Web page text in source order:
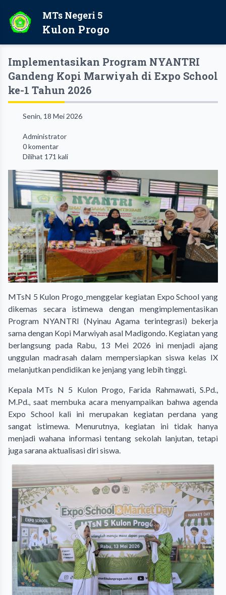
MTs Negeri 5
Kulon Progo
Implementasikan Program NYANTRI
Gandeng Kopi Marwiyah di Expo School
ke-1 Tahun 2026
Senin, 18 Mei 2026
Administrator
0 komentar
Dilihat 171 kali
MTsN 5 Kulon Progo_menggelar kegiatan Expo School yang
dikemas secara istimewa dengan mengimplementasikan
Program NYANTRI (Nyinau Agama terintegrasi) bekerja
sama dengan Kopi Marwiyah asal Madigondo. Kegiatan yang
berlangsung pada Rabu, 13 Mei 2026 ini menjadi ajang
unggulan madrasah dalam mempersiapkan siswa kelas IX
melanjutkan pendidikan ke jenjang yang lebih tinggi.
Kepala MTs N 5 Kulon Progo, Farida Rahmawati, S.Pd.,
M.Pd., saat membuka acara menyampaikan bahwa agenda
Expo School kali ini merupakan kegiatan perdana yang
sangat istimewa. Menurutnya, kegiatan ini tidak hanya
menjadi wahana informasi tentang sekolah lanjutan, tetapi
juga sarana aktualisasi diri siswa.